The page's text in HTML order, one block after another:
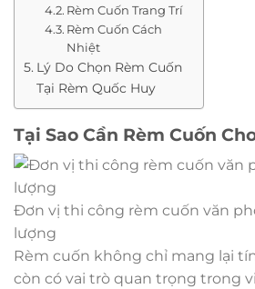
Rèm Cuốn Trang Trí
Rèm Cuốn Cách
Nhiệt
Lý Do Chọn Rèm Cuốn
Tại Rèm Quốc Huy
Tại Sao Cần Rèm Cuốn
Đơn vị thi công rèm cuốn văn
lượng
Rèm cuốn không chỉ mang lại
còn có vai trò quan trọng trong